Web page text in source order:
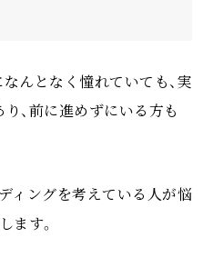
んとなく憧れていても、実
、前に進めずにいる方も
ィングを考えている人が悩
ます。